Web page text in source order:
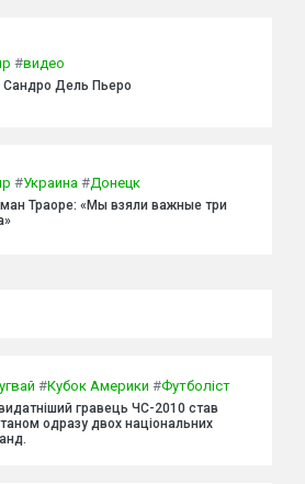
#видео
Дель Пьеро
#Украина #Донецк
Траоре: «Мы взяли важные три
#Кубок Америки #Футболіст
гравець ЧС-2010 став
одразу двох національних